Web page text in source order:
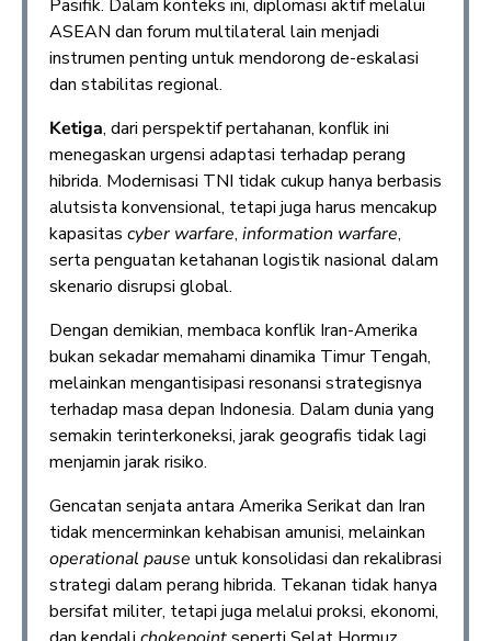
Pasifik. Dalam konteks ini, diplomasi aktif melalui
ASEAN dan forum multilateral lain menjadi
instrumen penting untuk mendorong de-eskalasi
dan stabilitas regional.
Ketiga, dari perspektif pertahanan, konflik ini
menegaskan urgensi adaptasi terhadap perang
hibrida. Modernisasi TNI tidak cukup hanya berbasis
alutsista konvensional, tetapi juga harus mencakup
kapasitas cyber warfare, information warfare,
serta penguatan ketahanan logistik nasional dalam
skenario disrupsi global.
Dengan demikian, membaca konflik Iran-Amerika
bukan sekadar memahami dinamika Timur Tengah,
melainkan mengantisipasi resonansi strategisnya
terhadap masa depan Indonesia. Dalam dunia yang
semakin terinterkoneksi, jarak geografis tidak lagi
menjamin jarak risiko.
Gencatan senjata antara Amerika Serikat dan Iran
tidak mencerminkan kehabisan amunisi, melainkan
operational pause untuk konsolidasi dan rekalibrasi
strategi dalam perang hibrida. Tekanan tidak hanya
bersifat militer, tetapi juga melalui proksi, ekonomi,